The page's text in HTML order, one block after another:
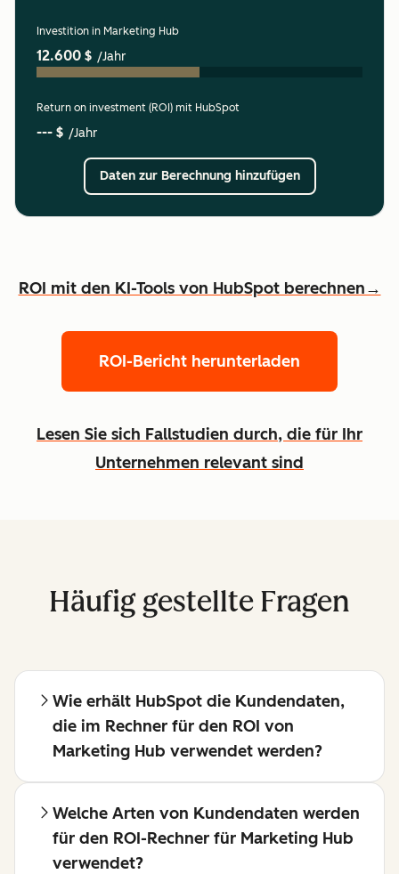
Investition in Marketing Hub
12.600 $ /Jahr
Return on investment (ROI) mit HubSpot
--- $ /Jahr
Daten zur Berechnung hinzufügen
ROI mit den KI-Tools von HubSpot berechnen→
ROI-Bericht herunterladen
Lesen Sie sich Fallstudien durch, die für Ihr
Unternehmen relevant sind
Häufig gestellte Fragen
Wie erhält HubSpot die Kundendaten,
die im Rechner für den ROI von
Marketing Hub verwendet werden?
Welche Arten von Kundendaten werden
für den ROI-Rechner für Marketing Hub
verwendet?